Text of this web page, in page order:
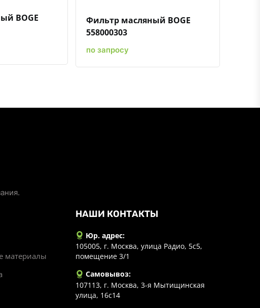
BOGE
Фильтр масляный BOGE
558000303
по запросу
материалы
НАШИ КОНТАКТЫ
Юр. адрес:
105005, г. Москва, улица Радио, 5с5,
помещение 3/1
Самовывоз:
107113, г. Москва, 3-я Мытищинская
улица, 16с14